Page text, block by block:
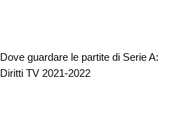
Dove guardare le partite di Serie A:
Diritti TV 2021-2022